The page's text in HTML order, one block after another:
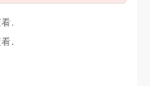
.
.